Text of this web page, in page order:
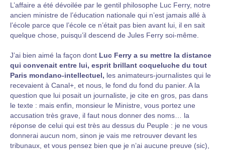
L’affaire a été dévoilée par le gentil philosophe Luc Ferry, notre
ancien ministre de l’éducation nationale qui n’est jamais allé à
l’école parce que l’école ce n’était pas bien avant lui, il en sait
quelque chose, puisqu’il descend de Jules Ferry soi-même.
J’ai bien aimé la façon dont Luc Ferry a su mettre la distance
qui convenait entre lui, esprit brillant coqueluche du tout
Paris mondano-intellectuel, les animateurs-journalistes qui le
recevaient à Canal+, et nous, le fond du fond du panier. A la
question que lui posait un journaliste, je cite en gros, pas dans
le texte : mais enfin, monsieur le Ministre, vous portez une
accusation très grave, il faut nous donner des noms… la
réponse de celui qui est très au dessus du Peuple : je ne vous
donnerai aucun nom, sinon je vais me retrouver devant les
tribunaux, et vous pensez bien que je n’ai aucune preuve (sic),